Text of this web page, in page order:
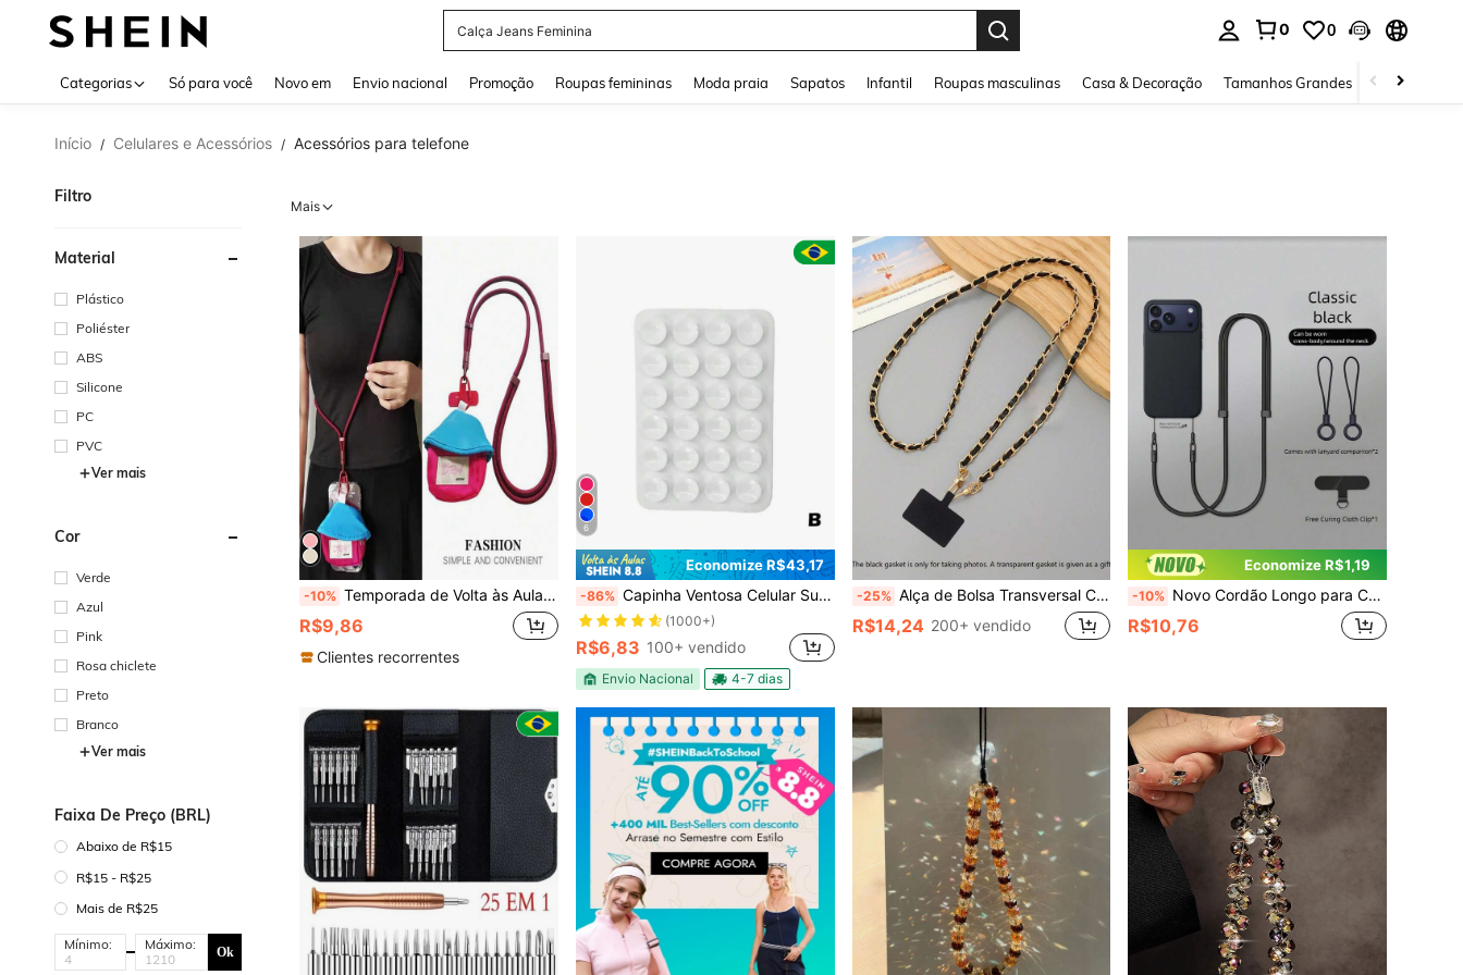
Calça Jeans Feminina
0 0
Categorias Só para você Novo em Envio nacional Promoção Roupas femininas Moda praia Sapatos Infantil Roupas masculinas Casa & Decoração Tamanhos Grandes Joias e
Início / Celulares e Acessórios / Acessórios para telefone
Filtro
Material
Plástico
Poliéster
ABS
Silicone
PC
PVC
Ver mais
Cor
Verde
Azul
Pink
Rosa chiclete
Preto
Branco
Ver mais
Faixa De Preço (BRL)
Abaixo de R$15
R$15 - R$25
Mais de R$25
Mínimo: Máximo: Ok
Mais
-10% Temporada de Volta às Aulas 2026, Cordão para Celular Transversal com Mini Bolsa de Armazenamento, Pingente, Alça de Pescoço Ajustável, Alça de Ombro Trançada para Homens e Mulheres, Adequado para Viagens ao Ar Livre, Caminhadas, Unissex, Suporte de Celular com Corda Curta, Pulseira para Smartphone, Cordão de Capa Protetora de Smartphone, Chaveiro, Acessório de Celular, Pingente Móvel, Encanto de Celular
R$9,86
Clientes recorrentes
6
Economize R$43,17
-86% Capinha Ventosa Celular Suporte Em Silicone Varias Cores
(1000+)
R$6,83 100+ vendido
Envio Nacional 4-7 dias
-25% Alça de Bolsa Transversal Clássica em PU com Corrente, Acessório de Bolsa de Verão, Alça de Ombro DIY, Cordão para Celular, Corrente para Celular (Sem Espaçadores Coloridos, Espaçadores Transparentes Incluídos)
R$14,24 200+ vendido
Economize R$1,19
-10% Novo Cordão Longo para Celular, Ajustável para Pescoço e Transversal, Acessório Universal para Pendurar Smartphone, Corda Trançada Anti-Perda e Anti-Queda, Chaveiro de Corrente de Metal com Fivela Dupla Premium para Uso Mãos Livres, Cordão para Esportes ao Ar Livre e Corrida
R$10,76